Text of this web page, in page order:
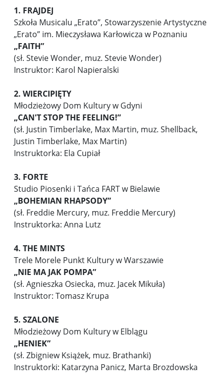
1. FRAJDEJ
Szkoła Musicalu „Erato”, Stowarzyszenie Artystyczne
„Erato” im. Mieczysława Karłowicza w Poznaniu
„FAITH”
(sł. Stevie Wonder, muz. Stevie Wonder)
Instruktor: Karol Napieralski
2. WIERCIPIĘTY
Młodzieżowy Dom Kultury w Gdyni
„CAN'T STOP THE FEELING!”
(sł. Justin Timberlake, Max Martin, muz. Shellback,
Justin Timberlake, Max Martin)
Instruktorka: Ela Cupiał
3. FORTE
Studio Piosenki i Tańca FART w Bielawie
„BOHEMIAN RHAPSODY”
(sł. Freddie Mercury, muz. Freddie Mercury)
Instruktorka: Anna Lutz
4. THE MINTS
Trele Morele Punkt Kultury w Warszawie
„NIE MA JAK POMPA”
(sł. Agnieszka Osiecka, muz. Jacek Mikuła)
Instruktor: Tomasz Krupa
5. SZALONE
Młodzieżowy Dom Kultury w Elblągu
„HENIEK”
(sł. Zbigniew Książek, muz. Brathanki)
Instruktorki: Katarzyna Panicz, Marta Brozdowska